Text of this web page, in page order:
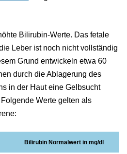
Bilirubin-Werte. Das fetale
Leber ist noch nicht vollständig
Grund entwickeln etwa 60
durch die Ablagerung des
in der Haut eine Gelbsucht
Werte gelten als
Bilirubin Normalwert in mg/dl